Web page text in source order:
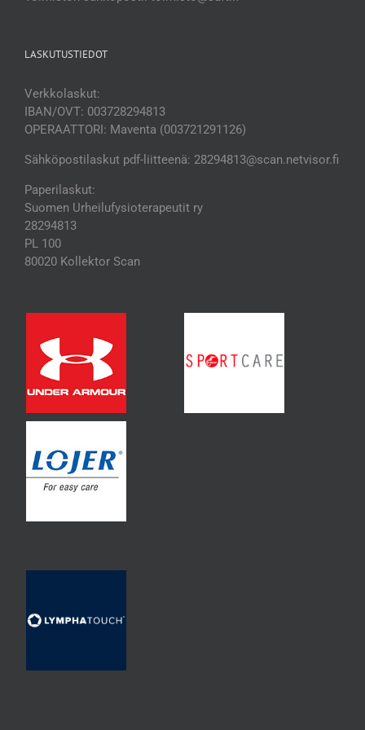
LASKUTUSTIEDOT
Verkkolaskut:
IBAN/OVT: 003728294813
OPERAATTORI: Maventa (003721291126)
Sähköpostilaskut pdf-liitteenä: 28294813@scan.netvisor.fi
Paperilaskut:
Suomen Urheilufysioterapeutit ry
28294813
PL 100
80020 Kollektor Scan